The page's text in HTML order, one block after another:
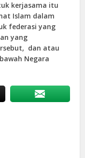
kerjasama itu
Islam dalam
federasi yang
yang
dan atau
Negara